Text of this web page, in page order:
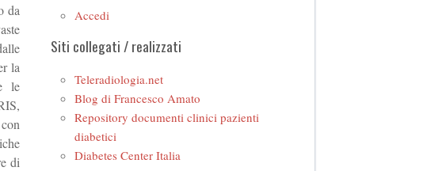
da
la
le
di
Accedi
Siti collegati / realizzati
Teleradiologia.net
Blog di Francesco Amato
Repository documenti clinici pazienti
diabetici
Diabetes Center Italia